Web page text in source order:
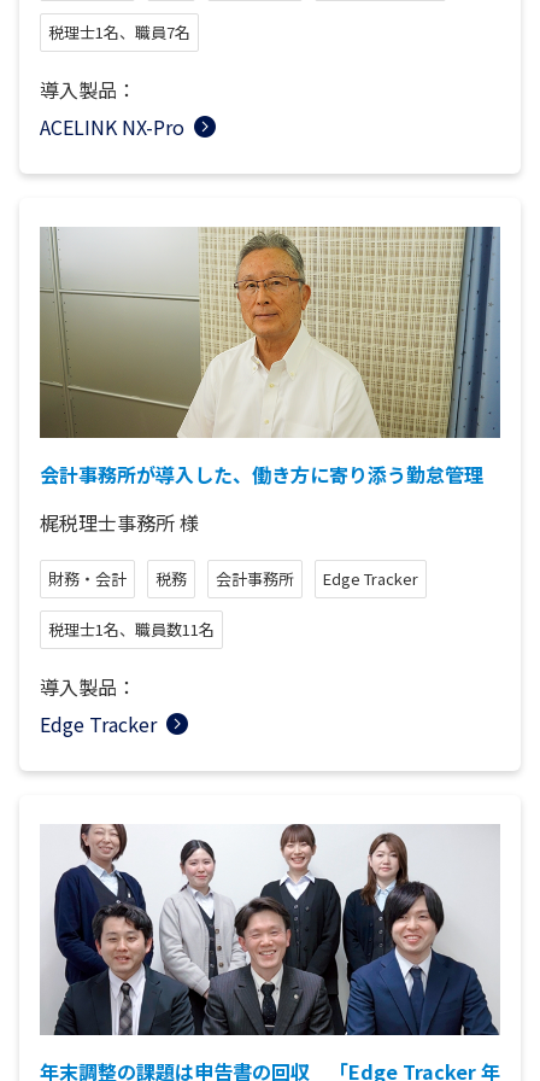
税理士1名、職員7名
導入製品：
ACELINK NX-Pro
会計事務所が導入した、働き方に寄り添う勤怠管理
梶税理士事務所様
財務・会計 税務 会計事務所 Edge Tracker
税理士1名、職員数11名
導入製品：
Edge Tracker
年末調整の課題は申告書の回収 「Edge Tracker 年